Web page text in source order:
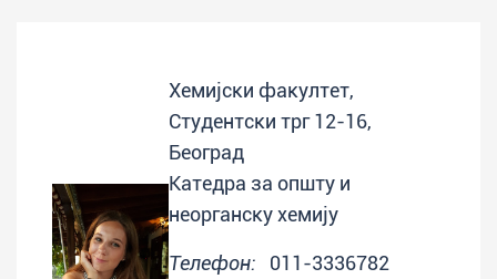
Хемијски факултет,
Студентски трг 12-16,
Београд
Катедра за општу и
неорганску хемију
Телефон: 011-3336782